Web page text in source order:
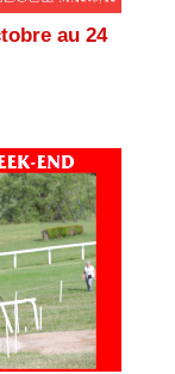
au 24